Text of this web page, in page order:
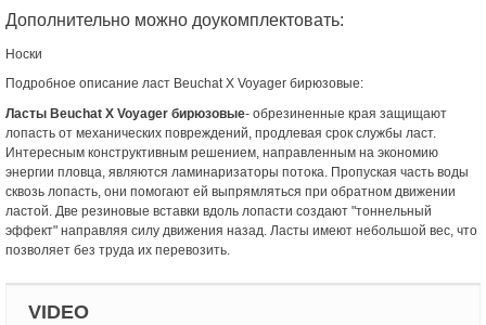
Дополнительно можно доукомплектовать:
Носки
Подробное описание ласт Beuchat X Voyager бирюзовые:
Ласты Beuchat X Voyager бирюзовые- обрезиненные края защищают
лопасть от механических повреждений, продлевая срок службы ласт.
Интересным конструктивным решением, направленным на экономию
энергии пловца, являются ламинаризаторы потока. Пропуская часть воды
сквозь лопасть, они помогают ей выпрямляться при обратном движении
ластой. Две резиновые вставки вдоль лопасти создают "тоннельный
эффект" направляя силу движения назад. Ласты имеют небольшой вес, что
позволяет без труда их перевозить.
VIDEO